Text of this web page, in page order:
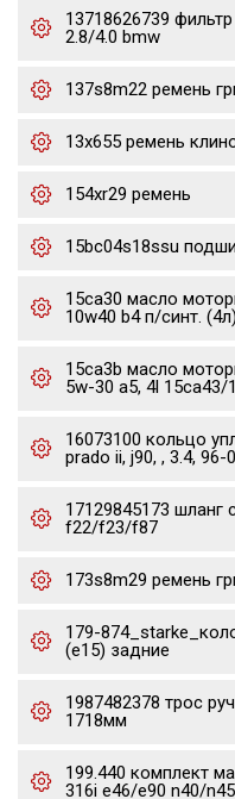
13718626739
2.8/4.0 bmw
137s8m22 ремень
13x655 ремень
154xr29 ремень
15bc04s18ssu
15ca30 масло
10w40 b4 п/синт.
15ca3b масло
5w-30 a5, 4l 15ca43/
16073100 кольцо
prado ii, j90, , 3.4, 96-
17129845173
f22/f23/f87
173s8m29 ремень
179-
(e15) задние
1987482378 трос
1718мм
199.440 комплект
316i e46/e90 n40/